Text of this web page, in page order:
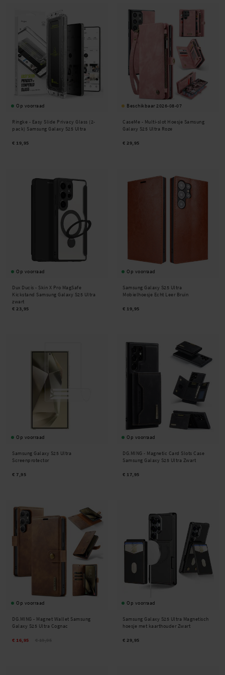
Op voorraad
Ringke - Easy Slide Privacy Glass (2-
pack) Samsung Galaxy S25 Ultra
€ 19,95
Beschikbaar 2026-08-07
CaseMe - Multi-slot Hoesje Samsung
Galaxy S25 Ultra Roze
€ 29,95
Op voorraad
Dux Ducis - Skin X Pro MagSafe
Kickstand Samsung Galaxy S25 Ultra
zwart
€ 23,95
Op voorraad
Samsung Galaxy S25 Ultra
Mobielhoesje Echt Leer Bruin
€ 19,95
Op voorraad
Samsung Galaxy S25 Ultra
Screenprotector
€ 7,95
Op voorraad
DG.MING - Magnetic Card Slots Case
Samsung Galaxy S25 Ultra Zwart
€ 17,95
Op voorraad
DG.MING - Magnet Wallet Samsung
Galaxy S25 Ultra Cognac
€ 16,95
Op voorraad
Samsung Galaxy S25 Ultra Magnetisch
hoesje met kaarthouder Zwart
€ 29,95